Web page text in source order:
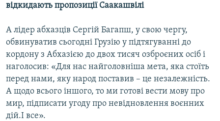
відкидають пропозиції Саакашвілі
А лідер абхазців Сергій Багапш, у свою чергу,
обвинуватив сьогодні Грузію у підтягуванні до
кордону з Абхазією до двох тисяч озброєних осіб і
наголосив: «Для нас найголовніша мета, яка стоїть
перед нами, яку народ поставив – це незалежність.
А щодо всього іншого, то ми готові вести мову про
мир, підписати угоду про невідновлення воєнних
дій.І все».